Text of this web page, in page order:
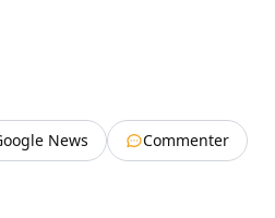
News
Commenter